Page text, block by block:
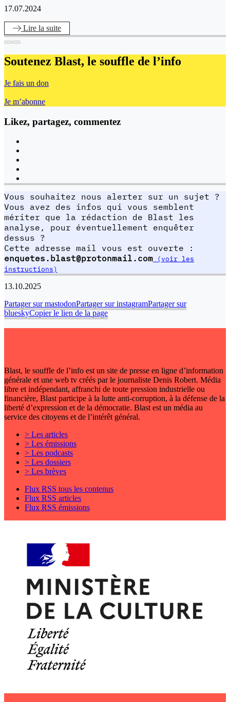
17.07.2024
Lire la suite
Soutenez Blast, le souffle de l’info
Je fais un don
Je m’abonne
Likez, partagez, commentez
Vous souhaitez nous alerter sur un sujet ?
Vous avez des infos qui vous semblent
mériter que la rédaction de Blast les
analyse, pour éventuellement enquêter
dessus ?
Cette adresse mail vous est ouverte :
enquetes.blast@protonmail.com (voir les
instructions)
13.10.2025
Partager sur mastodonPartager sur instagramPartager sur
blueskyCopier le lien de la page
Blast, le souffle de l’info est un site de presse en ligne d’information
générale et une web tv créés par le journaliste Denis Robert. Média
libre et indépendant, affranchi de toute pression industrielle ou
financière, Blast participe à la lutte anti-corruption, à la défense de la
liberté d’expression et de la démocratie. Blast est un média au
service des citoyens et de l’intérêt général.
> Les articles
> Les émissions
> Les podcasts
> Les dossiers
> Les brèves
Flux RSS tous les contenus
Flux RSS articles
Flux RSS émissions